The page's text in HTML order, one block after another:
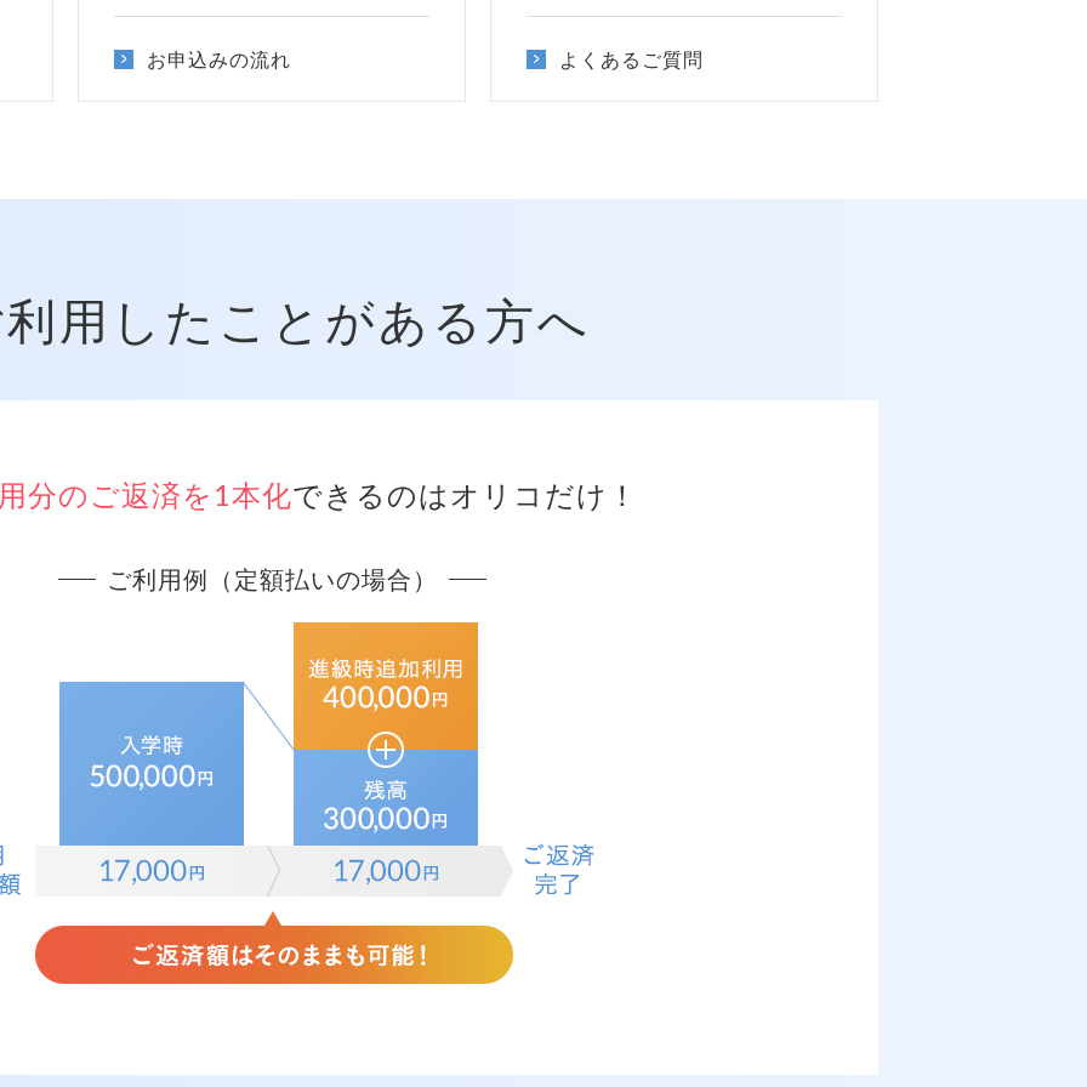
お申込みの流れ よくあるご質問
用したことがある方へ
分のご返済を1本化できるのはオリコだけ！
ご利用例（定額払いの場合）